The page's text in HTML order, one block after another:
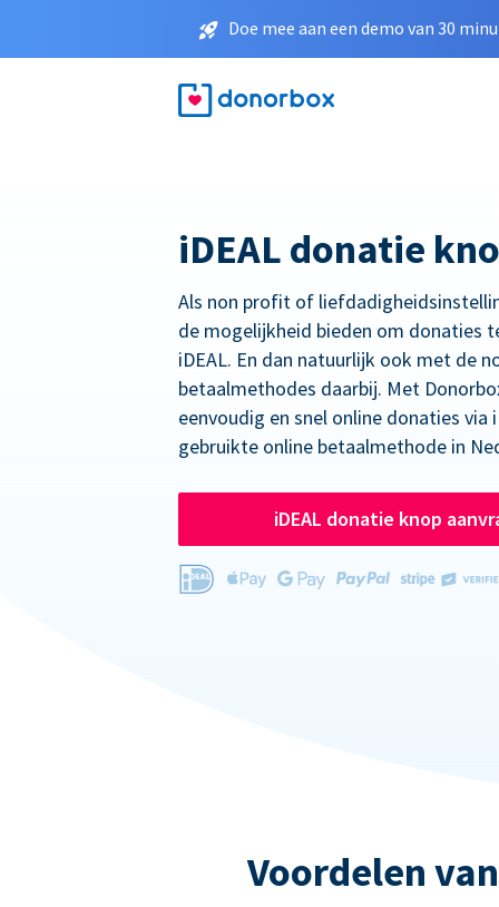
Doe mee aan een demo van 30
iDEAL donatie
Als non profit of
de mogelijkheid bieden om donaties
iDEAL. En dan natuurlijk ook met de
betaalmethodes daarbij. Met
eenvoudig en snel online donaties via
gebruikte online betaalmethode in
iDEAL donatie knop
Voordelen